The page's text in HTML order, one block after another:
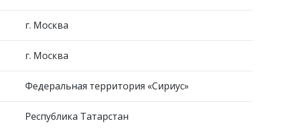
г. Москва
г. Москва
Федеральная территория «Сириус»
Республика Татарстан